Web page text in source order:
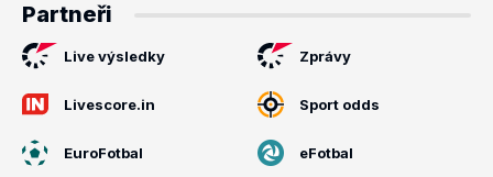
Partneři
Live výsledky Zprávy
Livescore.in Sport odds
EuroFotbal eFotbal